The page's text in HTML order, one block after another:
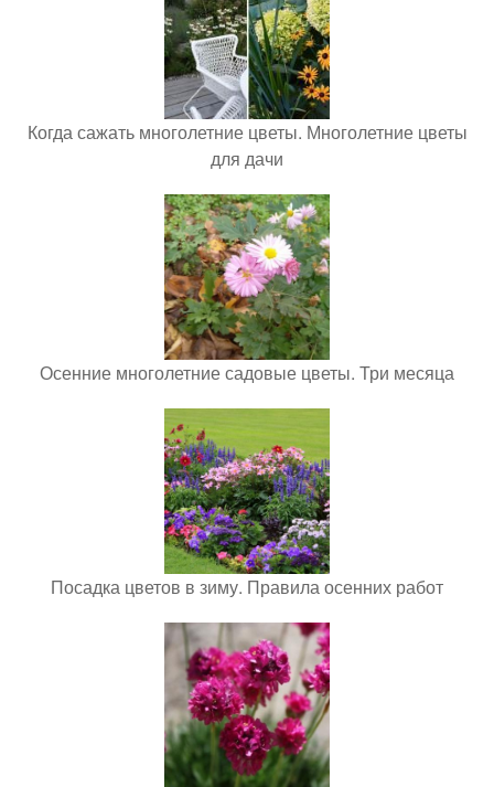
Когда сажать многолетние цветы. Многолетние цветы
для дачи
Осенние многолетние садовые цветы. Три месяца
Посадка цветов в зиму. Правила осенних работ